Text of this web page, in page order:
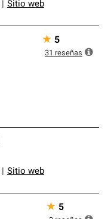
Sitio web
★ 5
31 reseñas
Sitio web
★ 5